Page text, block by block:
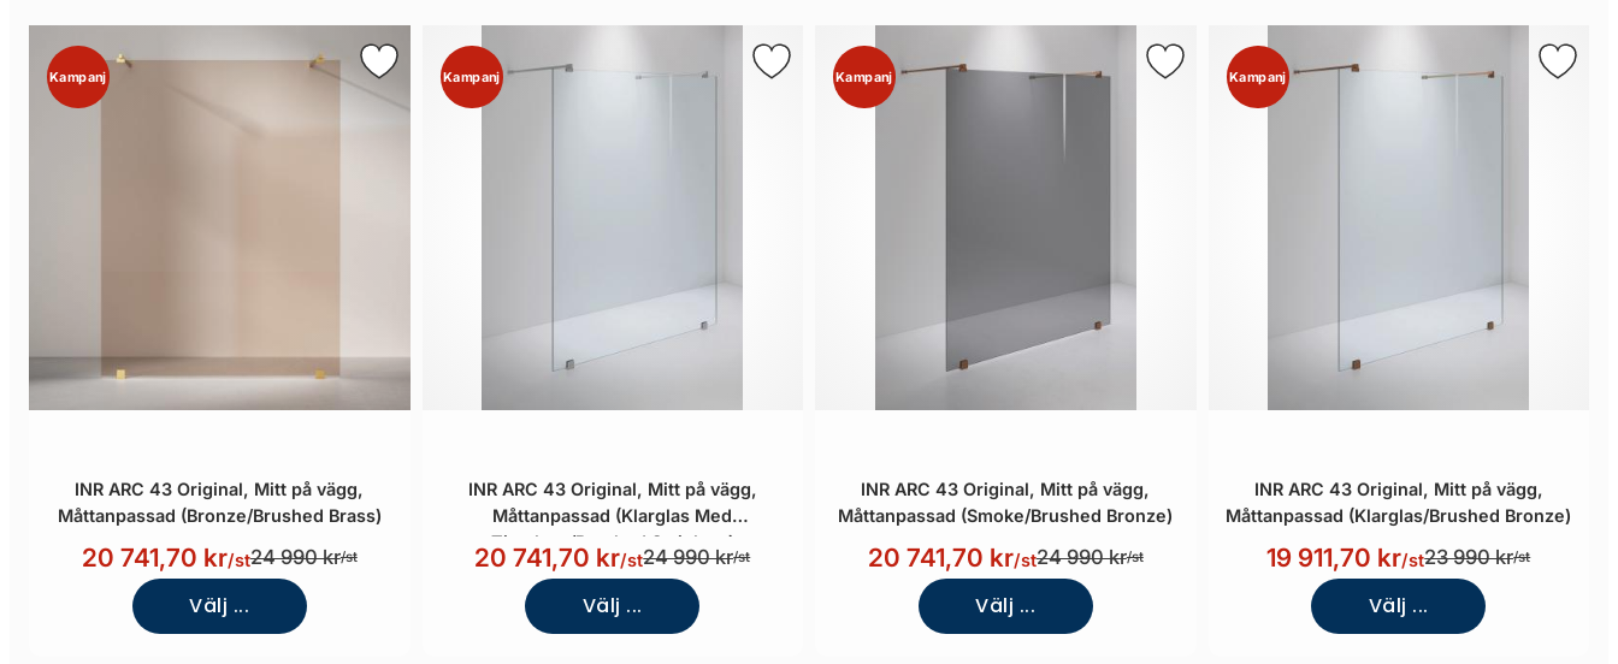
Kampanj
INR ARC 43 Original, Mitt på vägg,
Måttanpassad (Bronze/Brushed Brass)
20 741,70 kr/st24 990 kr/st
Välj ...
Kampanj
INR ARC 43 Original, Mitt på vägg,
Måttanpassad (Klarglas Med
Timeless/Brushed Stainless)
20 741,70 kr/st24 990 kr/st
Välj ...
Kampanj
INR ARC 43 Original, Mitt på vägg,
Måttanpassad (Smoke/Brushed Bronze)
20 741,70 kr/st24 990 kr/st
Välj ...
Kampanj
INR ARC 43 Original, Mitt på vägg,
Måttanpassad (Klarglas/Brushed Bronze)
19 911,70 kr/st23 990 kr/st
Välj ...